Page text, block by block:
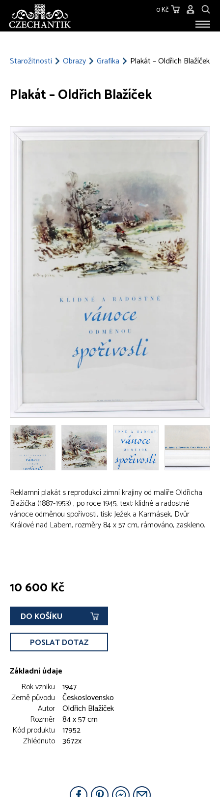
0 Kč
O NÁS
Starožitnosti Obrazy Grafika Plakát – Oldřich Blažíček
Plakát – Oldřich Blažíček
Reklamní plakát s reprodukcí zimní krajiny od malíře Oldřicha
Blažíčka (1887-1953) , po roce 1945, text: klidné a radostné
vánoce odměnou spořivosti, tisk: Ježek a Karmásek, Dvůr
Králové nad Labem, rozměry 84 x 57 cm, rámováno, zaskleno.
10 600 Kč
DO KOŠÍKU
POSLAT DOTAZ
Základní údaje
Rok vzniku 1947
Země původu Československo
Autor Oldřich Blažíček
Rozměr 84 x 57 cm
Kód produktu 17952
Zhlédnuto 3672x